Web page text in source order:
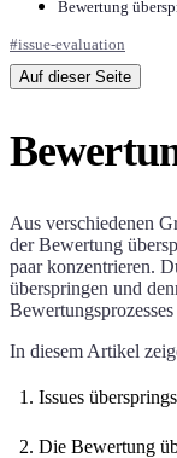
Bewertung
#issue-evaluation
Auf dieser Seite
Aus verschiedenen
der Bewertung
paar konzentrieren.
überspringen und
In diesem Artikel
Issues
Die Bewertung